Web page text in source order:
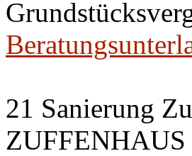
21 Sanierung
ZUFFENHAUS